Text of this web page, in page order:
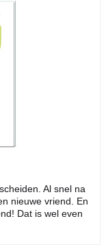
Al snel na
nieuwe vriend. En
Dat is wel even